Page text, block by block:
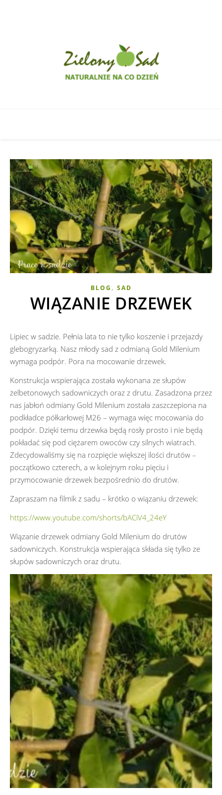
BLOG , SAD
WIĄZANIE DRZEWEK
Lipiec w sadzie. Pełnia lata to nie tylko koszenie i przejazdy
glebogryzarką. Nasz młody sad z odmianą Gold Milenium
wymaga podpór. Pora na mocowanie drzewek.
Konstrukcja wspierająca została wykonana ze słupów
żelbetonowych sadowniczych oraz z drutu. Zasadzona przez
nas jabłoń odmiany Gold Milenium została zaszczepiona na
podkładce półkarłowej M26 – wymaga więc mocowania do
podpór. Dzięki temu drzewka będą rosły prosto i nie będą
pokładać się pod ciężarem owoców czy silnych wiatrach.
Zdecydowaliśmy się na rozpięcie większej ilości drutów –
początkowo czterech, a w kolejnym roku pięciu i
przymocowanie drzewek bezpośrednio do drutów.
Zapraszam na filmik z sadu – krótko o wiązaniu drzewek:
https://www.youtube.com/shorts/bACiV4_24eY
Wiązanie drzewek odmiany Gold Milenium do drutów
sadowniczych. Konstrukcja wspierająca składa się tylko ze
słupów sadowniczych oraz drutu.